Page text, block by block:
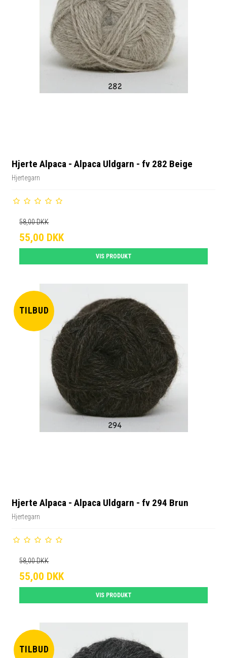
Hjerte Alpaca - Alpaca Uldgarn - fv 282 Beige
Hjertegarn
58,00 DKK
55,00 DKK
VIS PRODUKT
TILBUD
Hjerte Alpaca - Alpaca Uldgarn - fv 294 Brun
Hjertegarn
58,00 DKK
55,00 DKK
VIS PRODUKT
TILBUD